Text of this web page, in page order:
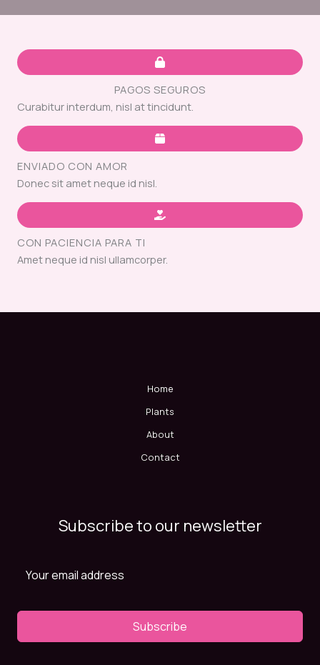
PAGOS SEGUROS
Curabitur interdum, nisl at tincidunt.
ENVIADO CON AMOR
Donec sit amet neque id nisl.
CON PACIENCIA PARA TI
Amet neque id nisl ullamcorper.
Home
Plants
About
Contact
Subscribe to our newsletter
Subscribe